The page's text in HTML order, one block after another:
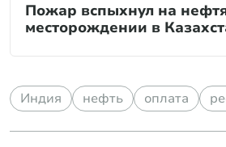
Пожар вспыхнул на
месторождении в
Индия нефть оплата